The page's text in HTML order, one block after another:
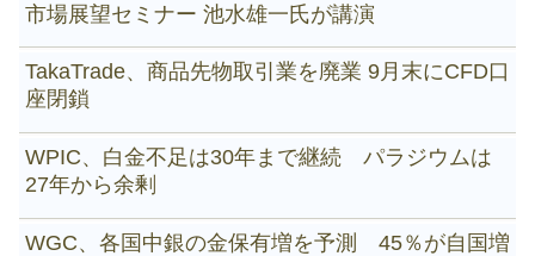
市場展望セミナー 池水雄一氏が講演
TakaTrade、商品先物取引業を廃業 9月末にCFD口
座閉鎖
WPIC、白金不足は30年まで継続 パラジウムは
27年から余剰
WGC、各国中銀の金保有増を予測 45％が自国増